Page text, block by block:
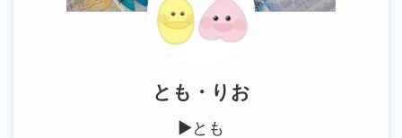
とも・りお
▶︎とも